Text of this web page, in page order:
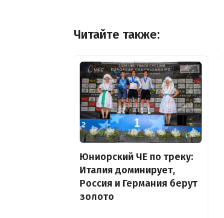
Читайте также:
Юниорский ЧЕ по треку:
Италия доминирует,
Россия и Германия берут
золото